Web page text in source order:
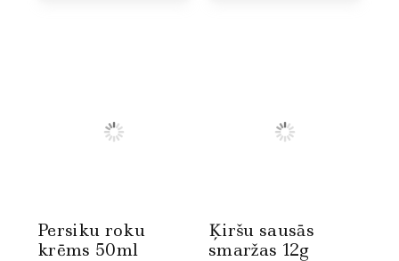
Persiku roku
krēms 50ml
Ķiršu sausās
smaržas 12g